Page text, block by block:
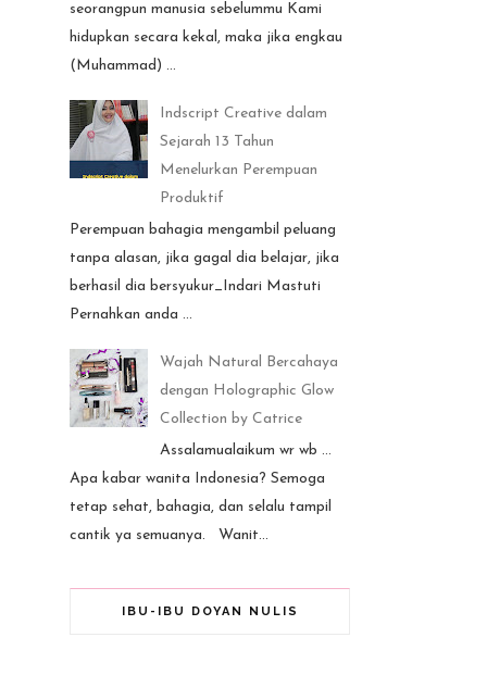
seorangpun manusia sebelummu Kami
hidupkan secara kekal, maka jika engkau
(Muhammad) ...
Indscript Creative dalam
Sejarah 13 Tahun
Menelurkan Perempuan
Produktif
Perempuan bahagia mengambil peluang
tanpa alasan, jika gagal dia belajar, jika
berhasil dia bersyukur_Indari Mastuti
Pernahkan anda ...
Wajah Natural Bercahaya
dengan Holographic Glow
Collection by Catrice
Assalamualaikum wr wb ...
Apa kabar wanita Indonesia? Semoga
tetap sehat, bahagia, dan selalu tampil
cantik ya semuanya. Wanit...
IBU-IBU DOYAN NULIS